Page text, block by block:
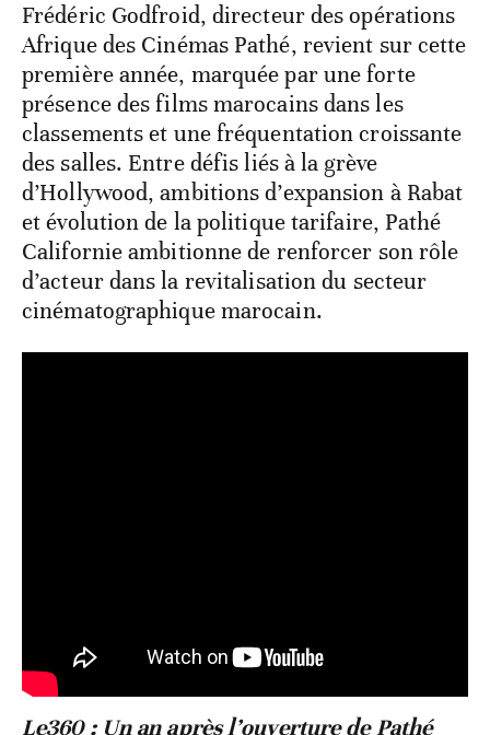
Frédéric Godfroid, directeur des opérations
Afrique des Cinémas Pathé, revient sur cette
première année, marquée par une forte
présence des films marocains dans les
classements et une fréquentation croissante
des salles. Entre défis liés à la grève
d’Hollywood, ambitions d’expansion à Rabat
et évolution de la politique tarifaire, Pathé
Californie ambitionne de renforcer son rôle
d’acteur dans la revitalisation du secteur
cinématographique marocain.
Le360 : Un an après l’ouverture de Pathé